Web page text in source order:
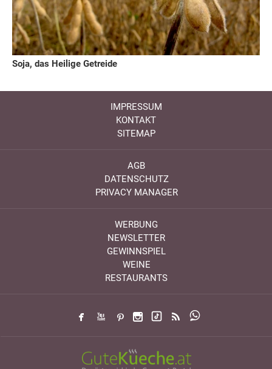
Soja, das Heilige Getreide
IMPRESSUM
KONTAKT
SITEMAP
AGB
DATENSCHUTZ
PRIVACY MANAGER
WERBUNG
NEWSLETTER
GEWINNSPIEL
WEINE
RESTAURANTS